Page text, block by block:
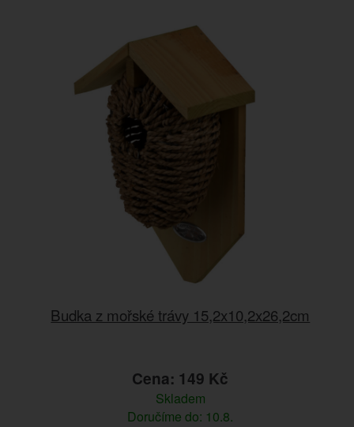
Budka z mořské trávy 15,2x10,2x26,2cm
Cena: 149 Kč
Skladem
Doručíme do: 10.8.